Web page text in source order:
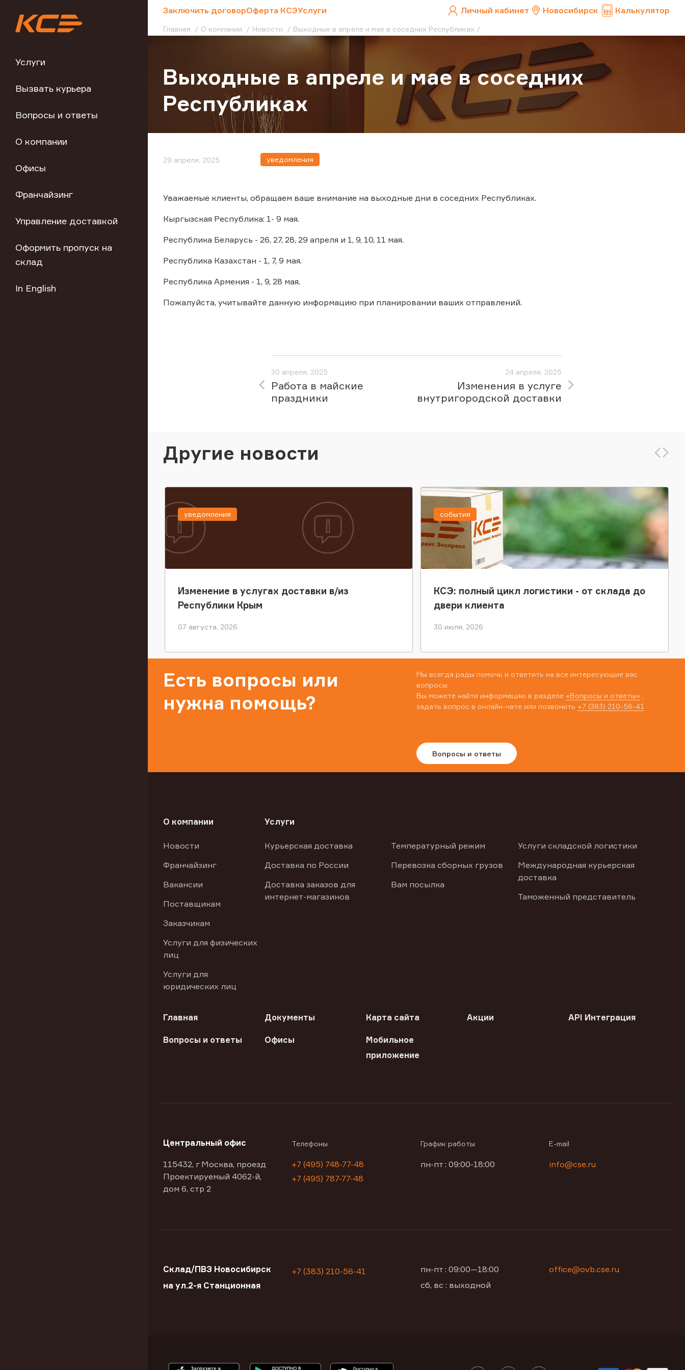
Услуги
Вызвать курьера
Вопросы и ответы
О компании
Офисы
Франчайзинг
Управление доставкой
Оформить пропуск на
склад
In English
Заключить договорОферта КСЭУслуги Личный кабинет Новосибирск Калькулятор
Главная О компании Новости Выходные в апреле и мае в соседних Республиках
Выходные в апреле и мае в соседних
Республиках
29 апреля, 2025 уведомления
Уважаемые клиенты, обращаем ваше внимание на выходные дни в соседних Республиках.
Кыргызская Республика: 1- 9 мая.
Республика Беларусь - 26, 27, 28, 29 апреля и 1, 9, 10, 11 мая.
Республика Казахстан - 1, 7, 9 мая.
Республика Армения - 1, 9, 28 мая.
Пожалуйста, учитывайте данную информацию при планировании ваших отправлений.
30 апреля, 2025
Работа в майские
праздники
24 апреля, 2025
Изменения в услуге
внутригородской доставки
Другие новости
Изменение в услугах доставки в/из
Республики Крым
07 августа, 2026
уведомления
КСЭ: полный цикл логистики - от склада до
двери клиента
30 июля, 2026
события
Есть вопросы или
нужна помощь?
Мы всегда рады помочь и ответить на все интересующие вас
вопросы.
Вы можете найти информацию в разделе «Вопросы и ответы»
задать вопрос в онлайн-чате или позвонить +7 (383) 210-56-41
Вопросы и ответы
О компании
Новости
Франчайзинг
Вакансии
Поставщикам
Заказчикам
Услуги для физических
лиц
Услуги для
юридических лиц
Услуги
Курьерская доставка
Доставка по России
Доставка заказов для
интернет-магазинов
Температурный режим
Перевозка сборных грузов
Вам посылка
Услуги складской логистики
Международная курьерская
доставка
Таможенный представитель
Главная Документы Карта сайта Акции API Интеграция
Вопросы и ответы Офисы
Мобильное
приложение
Центральный офис
115432, г Москва, проезд
Проектируемый 4062-й,
дом 6, стр 2
Телефоны
+7 (495) 748-77-48
+7 (495) 787-77-48
График работы
пн-пт : 09:00-18:00
E-mail
info@cse.ru
Склад/ПВЗ Новосибирск
на ул.2-я Станционная
+7 (383) 210-56-41
пн-пт : 09:00—18:00
сб, вс : выходной
office@ovb.cse.ru